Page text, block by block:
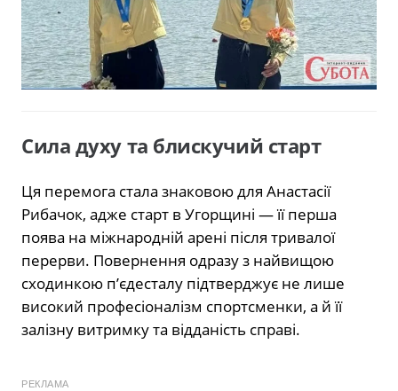
Сила духу та блискучий старт
Ця перемога стала знаковою для Анастасії
Рибачок, адже старт в Угорщині — її перша
поява на міжнародній арені після тривалої
перерви. Повернення одразу з найвищою
сходинкою п’єдесталу підтверджує не лише
високий професіоналізм спортсменки, а й її
залізну витримку та відданість справі.
РЕКЛАМА